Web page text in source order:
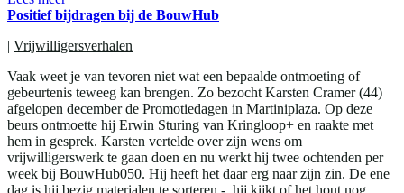
Positief bijdragen bij de BouwHub
| Vrijwilligersverhalen
Vaak weet je van tevoren niet wat een bepaalde ontmoeting of
gebeurtenis teweeg kan brengen. Zo bezocht Karsten Cramer (44)
afgelopen december de Promotiedagen in Martiniplaza. Op deze
beurs ontmoette hij Erwin Sturing van Kringloop+ en raakte met
hem in gesprek. Karsten vertelde over zijn wens om
vrijwilligerswerk te gaan doen en nu werkt hij twee ochtenden per
week bij BouwHub050. Hij heeft het daar erg naar zijn zin. De ene
dag is hij bezig materialen te sorteren - hij kijkt of het hout nog